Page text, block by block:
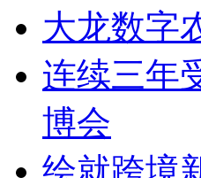
大龙数字
连续三年
博会